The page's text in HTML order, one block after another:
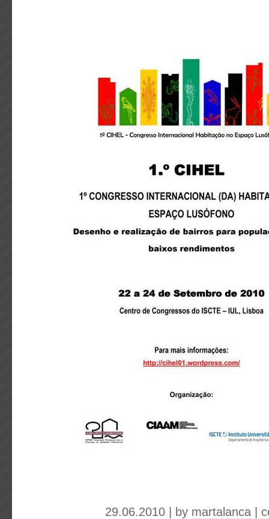
29.06.2010 | by martalanca